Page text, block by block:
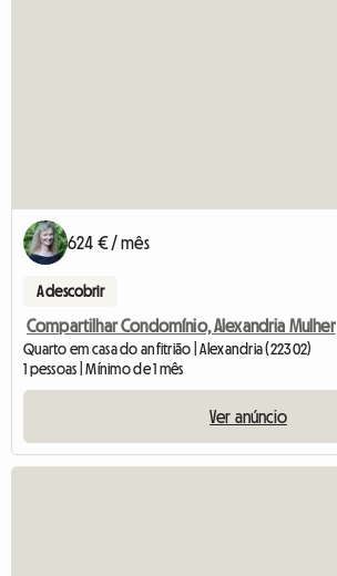
624 € / mês
A descobrir
Compartilhar Condomínio, Alexandria Mulher
Quarto em casa do anfitrião | Alexandria (22302)
1 pessoas | Mínimo de 1 mês
Ver anúncio